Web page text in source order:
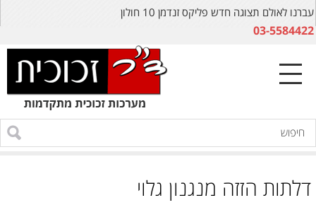
עברנו לאולם תצוגה חדש פליקס זנדמן 10 חולון
03-5584422
דלתות הזזה מנגנון גלוי